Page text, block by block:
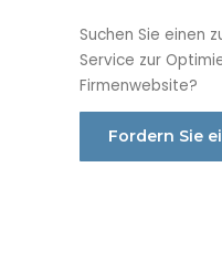
Suchen Sie einen
Service zur
Firmenwebsite?
Fordern Sie